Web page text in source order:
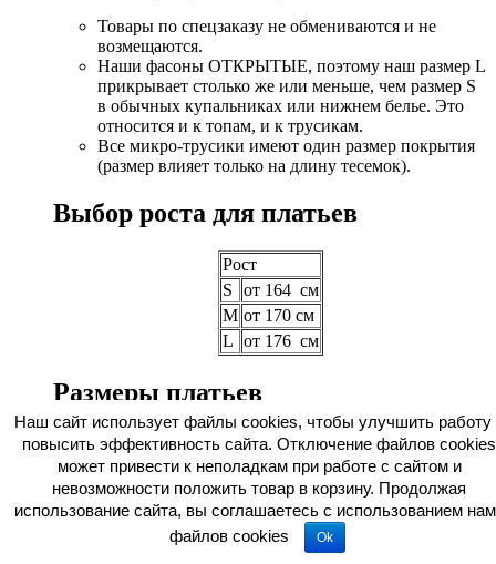
Товары по спецзаказу не обмениваются и не
возмещаются.
Наши фасоны ОТКРЫТЫЕ, поэтому наш размер L
прикрывает столько же или меньше, чем размер S
в обычных купальниках или нижнем белье. Это
относится и к топам, и к трусикам.
Все микро-трусики имеют один размер покрытия
(размер влияет только на длину тесемок).
Выбор роста для платьев
Рост
S
от 164 см
M от 170 см
L от 176 см
Размеры платьев
Обхват груди,
см
Обхват талии,
см
Обхват бедер, см
XS
80 60
88
S
84 64
92
68
Наш сайт использует файлы cookies, чтобы улучшить работу
повысить эффективность сайта. Отключение файлов cookies
может привести к неполадкам при работе с сайтом и
невозможности положить товар в корзину. Продолжая
использование сайта, вы соглашаетесь c использованием
файлов cookies
Ok